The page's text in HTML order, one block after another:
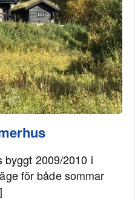
byggt 2009/2010 i
för både sommar